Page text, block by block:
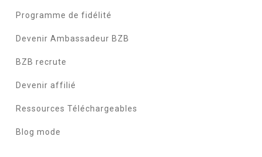
Programme de fidélité
Devenir Ambassadeur BZB
BZB recrute
Devenir affilié
Ressources Téléchargeables
Blog mode